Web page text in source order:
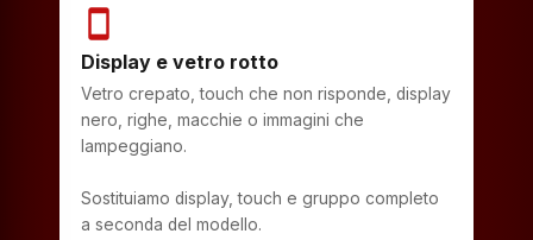
smartphone
Display e vetro rotto
Vetro crepato, touch che non risponde, display
nero, righe, macchie o immagini che
lampeggiano.
Sostituiamo display, touch e gruppo completo
a seconda del modello.